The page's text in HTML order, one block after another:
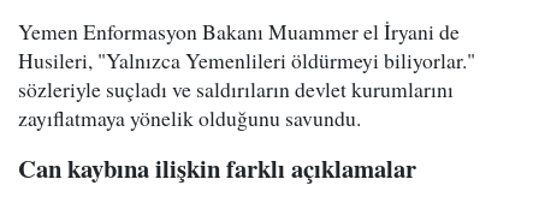
Yemen Enformasyon Bakanı Muammer el İryani de
Husileri, "Yalnızca Yemenlileri öldürmeyi biliyorlar."
sözleriyle suçladı ve saldırıların devlet kurumlarını
zayıflatmaya yönelik olduğunu savundu.
Can kaybına ilişkin farklı açıklamalar